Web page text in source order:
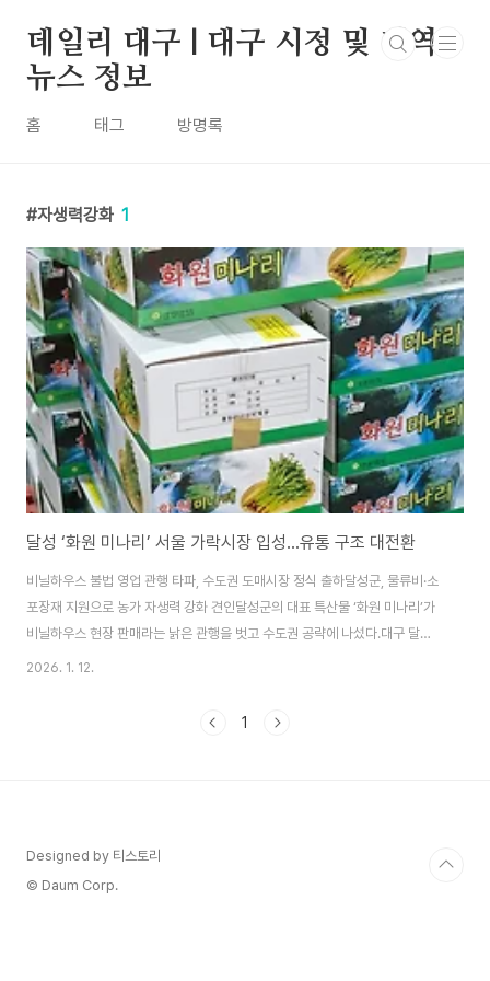
데일리 대구 | 대구 시정 및 지역
뉴스 정보
홈 태그 방명록
자생력강화 1
달성 ‘화원 미나리’ 서울 가락시장 입성…유통 구조 대전환
비닐하우스 불법 영업 관행 타파, 수도권 도매시장 정식 출하달성군, 물류비·소
포장재 지원으로 농가 자생력 강화 견인달성군의 대표 특산물 ‘화원 미나리’가
비닐하우스 현장 판매라는 낡은 관행을 벗고 수도권 공략에 나섰다.대구 달성
군(군수 최재훈)은 올해 1월부터 화원 미나리를 서울 가락농수산물종합도매시
유통 방식을 개선하고 전국적 판로를 개척하기 위한 조치다.화원농협 미나리
2026. 1. 12.
1
Designed by 티스토리
© Daum Corp.